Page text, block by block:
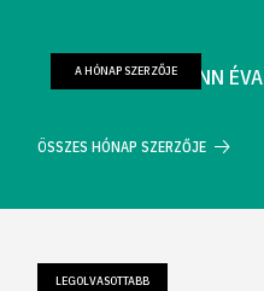
FARKAS WELLMANN ÉVA
A HÓNAP SZERZŐJE
ÖSSZES HÓNAP SZERZŐJE
LEGOLVASOTTABB